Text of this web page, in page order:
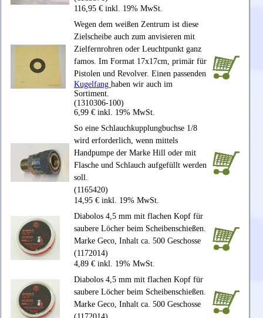
116,95 € inkl. 19% MwSt.
Wegen dem weißen Zentrum ist diese
Zielscheibe auch zum anvisieren mit
Zielfernrohren oder Leuchtpunkt ganz
famos. Im Format 17x17cm, primär für
Pistolen und Revolver. Einen passenden
Kugelfang haben wir auch im
Sortiment.
(1310306-100)
6,99 € inkl. 19% MwSt.
So eine Schlauchkupplungbuchse 1/8
wird erforderlich, wenn mittels
Handpumpe der Marke Hill oder mit
Flasche und Schlauch aufgefüllt werden
soll.
(1165420)
14,95 € inkl. 19% MwSt.
Diabolos 4,5 mm mit flachen Kopf für
saubere Löcher beim Scheibenschießen.
Marke Geco, Inhalt ca. 500 Geschosse
(1172014)
4,89 € inkl. 19% MwSt.
Diabolos 4,5 mm mit flachen Kopf für
saubere Löcher beim Scheibenschießen.
Marke Geco, Inhalt ca. 500 Geschosse